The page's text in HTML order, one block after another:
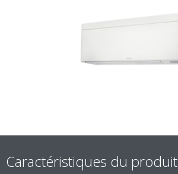
Caractéristiques du produit